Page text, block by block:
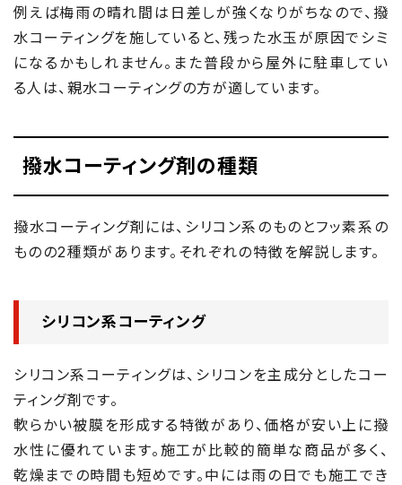
例えば梅雨の晴れ間は日差しが強くなりがちなので、撥
水コーティングを施していると、残った水玉が原因でシミ
になるかもしれません。また普段から屋外に駐車してい
る人は、親水コーティングの方が適しています。
撥水コーティング剤の種類
撥水コーティング剤には、シリコン系のものとフッ素系の
ものの2種類があります。それぞれの特徴を解説します。
シリコン系コーティング
シリコン系コーティングは、シリコンを主成分としたコー
ティング剤です。
軟らかい被膜を形成する特徴があり、価格が安い上に撥
水性に優れています。施工が比較的簡単な商品が多く、
乾燥までの時間も短めです。中には雨の日でも施工でき